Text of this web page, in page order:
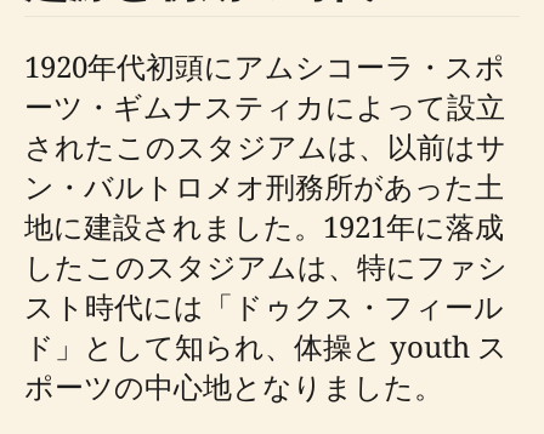
1920年代初頭にアムシコーラ・スポ
ーツ・ギムナスティカによって設立
されたこのスタジアムは、以前はサ
ン・バルトロメオ刑務所があった土
地に建設されました。1921年に落成
したこのスタジアムは、特にファシ
スト時代には「ドゥクス・フィール
ド」として知られ、体操と youth ス
ポーツの中心地となりました。